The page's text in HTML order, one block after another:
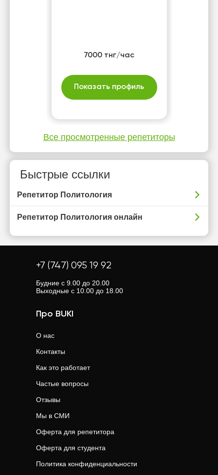
7000 тнг/час
Показать профиль
Все просмотренные репетиторы
Быстрые ссылки
Репетитор Политология
Репетитор Политология онлайн
+7 (747) 095 19 92
Будние с 9.00 до 20.00
Выходные с 10.00 до 18.00
Про BUKI
О нас
Контакты
Как это работает
Частые вопросы
Отзывы
Мы в СМИ
Оферта для репетитора
Оферта для студента
Политика конфиденциальности